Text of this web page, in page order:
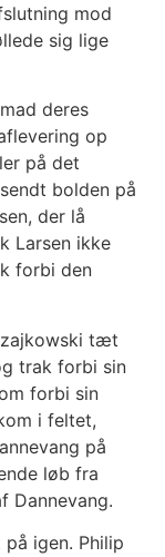
mod
sig lige
deres
op
på det
bolden på
der lå
Larsen ikke
forbi den
tæt
trak forbi sin
forbi sin
i feltet,
på
løb fra
Dannevang.
igen. Philip